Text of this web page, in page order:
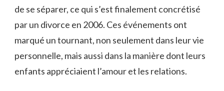
de se séparer, ce qui s’est finalement concrétisé
par un divorce en 2006. Ces événements ont
marqué un tournant, non seulement dans leur vie
personnelle, mais aussi dans la manière dont leurs
enfants appréciaient l’amour et les relations.